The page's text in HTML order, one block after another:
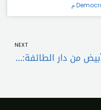
NEXT
الأبيض من دار الطائفة: خطط لزيادة تغطية الاستشفاء والرعاية